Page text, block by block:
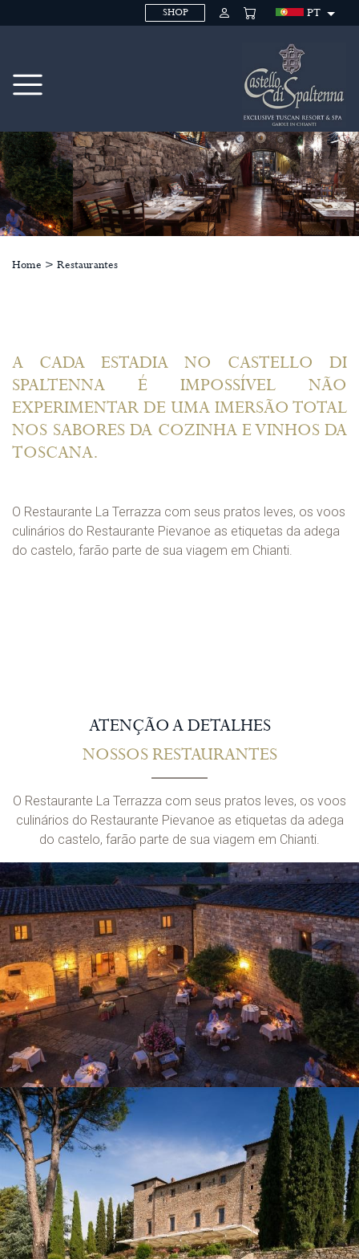
SHOP PT
Home > Restaurantes
A CADA ESTADIA NO CASTELLO DI
SPALTENNA É IMPOSSÍVEL NÃO
EXPERIMENTAR DE UMA IMERSÃO TOTAL
NOS SABORES DA COZINHA E VINHOS DA
TOSCANA.
O Restaurante La Terrazza com seus pratos leves, os voos
culinários do Restaurante Pievanoe as etiquetas da adega
do castelo, farão parte de sua viagem em Chianti.
ATENÇÃO A DETALHES
NOSSOS RESTAURANTES
O Restaurante La Terrazza com seus pratos leves, os voos
culinários do Restaurante Pievanoe as etiquetas da adega
do castelo, farão parte de sua viagem em Chianti.